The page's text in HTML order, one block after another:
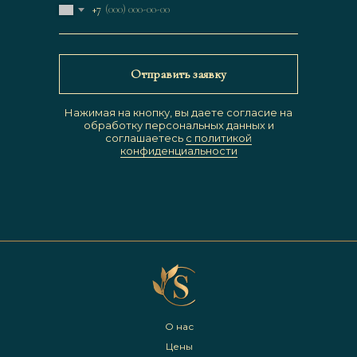
+7
Отправить заявку
Нажимая на кнопку, вы даете согласие на
обработку персональных данных и
соглашаетесь c политикой
конфиденциальности
О нас
Цены